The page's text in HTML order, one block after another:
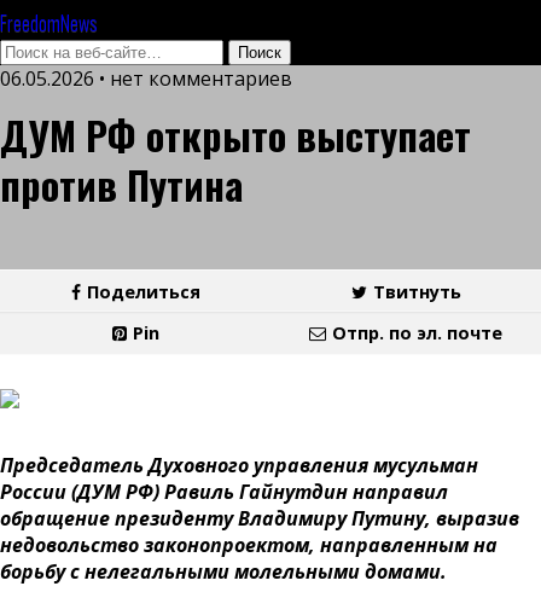
FreedomNews
06.05.2026 • нет комментариев
ДУМ РФ открыто выступает
против Путина
Поделиться
Твитнуть
Pin
Отпр. по эл. почте
Председатель Духовного управления мусульман
России (ДУМ РФ) Равиль Гайнутдин направил
обращение президенту Владимиру Путину, выразив
недовольство законопроектом, направленным на
борьбу с нелегальными молельными домами.